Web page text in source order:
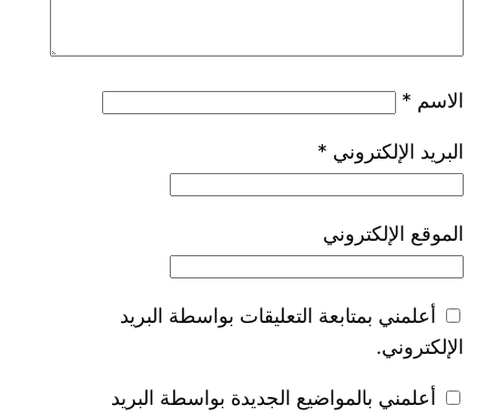
الاسم *
البريد الإلكتروني *
الموقع الإلكتروني
أعلمني بمتابعة التعليقات بواسطة البريد
الإلكتروني.
أعلمني بالمواضيع الجديدة بواسطة البريد